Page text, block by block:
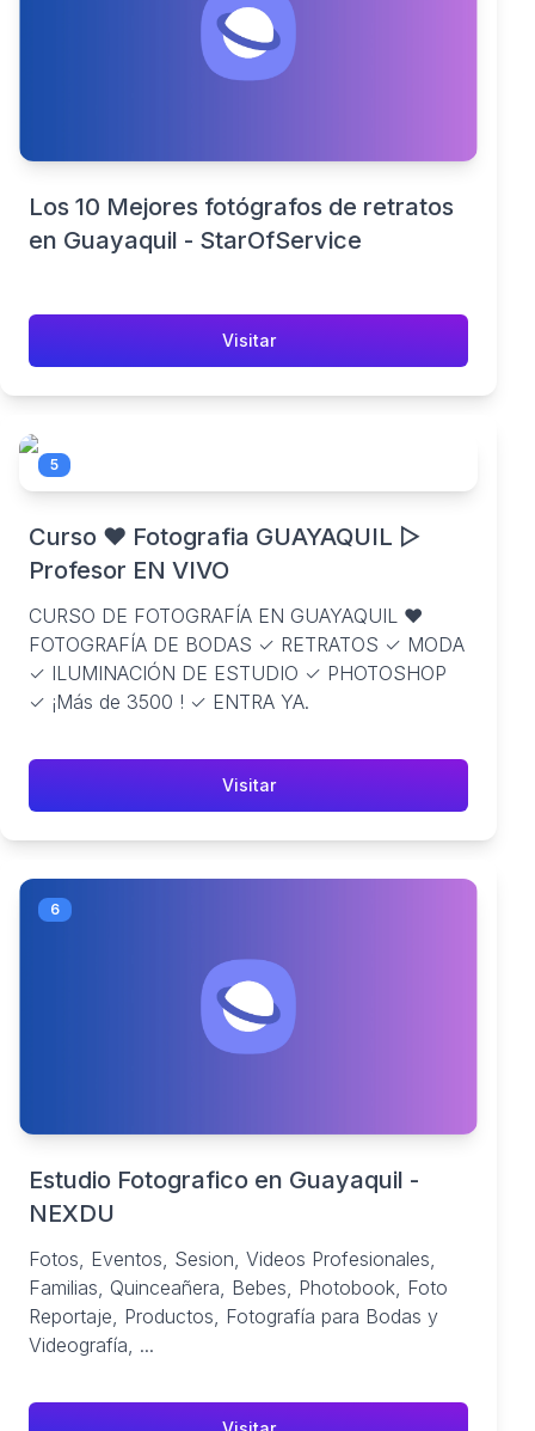
Los 10 Mejores fotógrafos de retratos
en Guayaquil - StarOfService
Visitar
5
Curso ❤️ Fotografia GUAYAQUIL ▷
Profesor EN VIVO
CURSO DE FOTOGRAFÍA EN GUAYAQUIL ❤️
FOTOGRAFÍA DE BODAS ✓ RETRATOS ✓ MODA
✓ ILUMINACIÓN DE ESTUDIO ✓ PHOTOSHOP
✓ ¡Más de 3500 ! ✓ ENTRA YA.
Visitar
6
Estudio Fotografico en Guayaquil -
NEXDU
Fotos, Eventos, Sesion, Videos Profesionales,
Familias, Quinceañera, Bebes, Photobook, Foto
Reportaje, Productos, Fotografía para Bodas y
Videografía, ...